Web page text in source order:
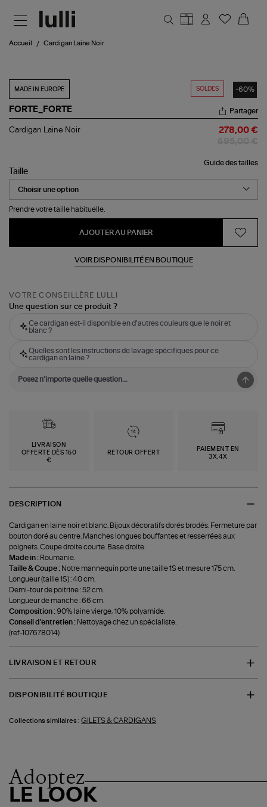
Accueil Cardigan Laine Noir
SOLDES -60%
MADE IN EUROPE
FORTE_FORTE
Cardigan
Partager
Cardigan Laine Noir 278,00 €
Guide des tailles
Taille
Prendre votre taille habituelle.
AJOUTER AU PANIER
VOIR DISPONIBILITÉ EN BOUTIQUE
VOTRE CONSEILLÈRE LULLI
Une question sur ce produit ?
Ce cardigan est-il disponible en d'autres couleurs que le noir et
blanc ?
Quelles sont les instructions de lavage spécifiques pour ce
cardigan en laine ?
LIVRAISON
OFFERTE DÈS 150
€
RETOUR OFFERT
PAIEMENT EN
3X,4X
DESCRIPTION
Cardigan en laine noir et blanc. Bijoux décoratifs dorés brodés. Fermeture par
bouton doré au centre. Manches longues bouffantes et resserrées aux
poignets. Coupe droite courte. Base droite.
Made in : Roumanie.
Taille & Coupe : Notre mannequin porte une taille 1S et mesure 175 cm.
Longueur (taille 1S) : 40 cm.
Demi-tour de poitrine : 52 cm.
Longueur de manche : 66 cm.
Composition : 90% laine vierge, 10% polyamide.
Conseil d'entretien : Nettoyage chez un spécialiste.
(ref-107678014)
LIVRAISON ET RETOUR
DISPONIBILITÉ BOUTIQUE
Collections similaires : GILETS & CARDIGANS
Adoptez
LE LOOK